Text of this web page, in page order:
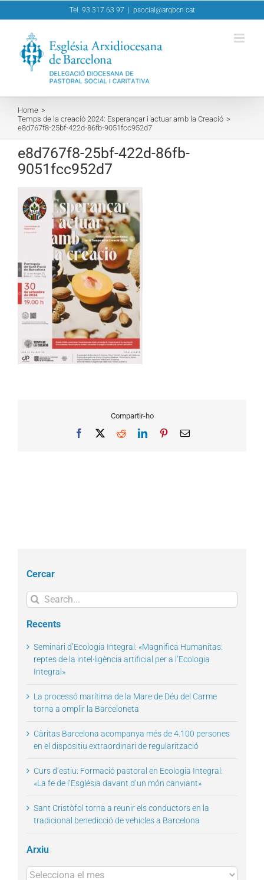
to
Tel. 93 317 63 97 psocial@arqbcn.cat
Home
Temps de la creació 2024: Esperançar i actuar amb la Creació
e8d767f8-25bf-422d-86fb-9051fcc952d7
e8d767f8-25bf-422d-86fb-
9051fcc952d7
Compartir-ho
Facebook RedditLinkedInPinterestEmail
Cercar
Search
for:
Recents
Seminari d’Ecologia Integral: «Magnifica Humanitas:
reptes de la intel·ligència artificial per a l’Ecologia
Integral»
La processó marítima de la Mare de Déu del Carme
torna a omplir la Barceloneta
Càritas Barcelona acompanya més de 4.100 persones
en el dispositiu extraordinari de regularització
Curs d’estiu: Formació pastoral en Ecologia Integral:
«La fe de l’Església davant d’un món canviant»
Sant Cristòfol torna a reunir els conductors en la
tradicional benedicció de vehicles a Barcelona
Arxiu
Arxius